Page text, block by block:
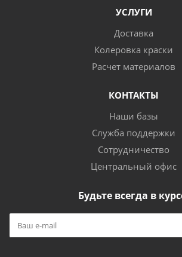
УСЛУГИ
Доставка
Колеровка краски
Расчет материалов
КОНТАКТЫ
Наши базы
Служба поддержки
Сотрудничество
Центральный офис
Будьте всегда в